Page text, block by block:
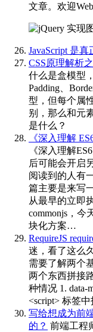
文章。欢迎
JavaScript 是真
CSS原理解析
什么是盒模型
Padding、
型，但每个属
别，那么和元
是什么？
《深入理解
《深入理解
后可能会开启
阅读到的人有
篇主要是来写
从最早的立即
commonjs，今
块化方案…
RequireJS
迷，看了这么
需要了解两个
两个东西拼接
种情况 1. data-
<script> 标签
写给想成为前
的？ 前端工程